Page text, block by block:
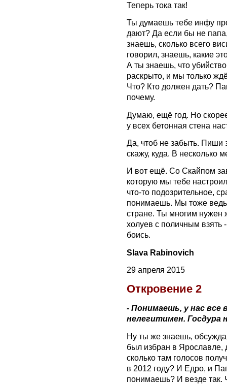
Теперь тока так!
Ты думаешь тебе инфу
дают? Да если бы не
знаешь, сколько всего
говорил, знаешь, какие
А ты знаешь, что
раскрыто, и мы только
Что? Кто должен дать?
почему.
Думаю, ещё год. Но
у всех бетонная стена
Да, чтоб не забыть. Пиши
скажу, куда. В несколько
И вот ещё. Со Скайпом
которую мы тебе
что-то подозрительное,
понимаешь. Мы тоже
стране. Ты многим нужен
холуев с поличным взять
боись.
Slava Rabinovich
29 апреля 2015
‪‎Откровение 2
- Понимаешь, у нас
нелегитимен. Госдура
Ну ты же знаешь,
был избран в Ярославле,
сколько там голосов
в 2012 году? И Едро, и
понимаешь? И везде